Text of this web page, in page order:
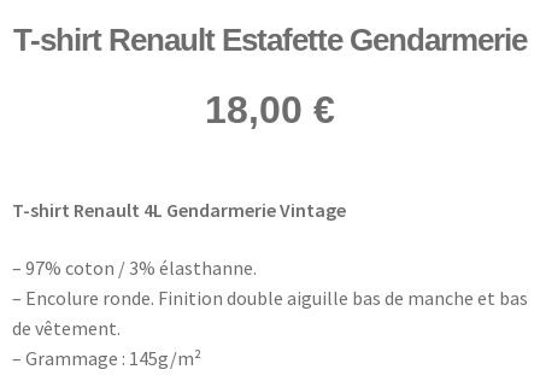
T-shirt Renault Estafette Gendarmerie
18,00 €
T-shirt Renault 4L Gendarmerie Vintage
– 97% coton / 3% élasthanne.
– Encolure ronde. Finition double aiguille bas de manche et bas
de vêtement.
– Grammage : 145g/m²